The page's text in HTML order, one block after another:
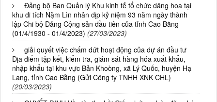
Đảng bộ Ban Quản lý Khu kinh tế tổ chức dâng hoa tại
khu di tích Nặm Lìn nhân dịp kỷ niệm 93 năm ngày thành
lập Chi bộ Đảng Cộng sản đầu tiên của tỉnh Cao Bằng
(01/4/1930 - 01/4/2023) (27/03/2023)
giải quyết việc chấm dứt hoạt động của dự án đầu tư
Địa điểm tập kết, kiểm tra, giám sát hàng hóa xuất khẩu,
nhập khẩu tại khu vực Bản Khoòng, xã Lý Quốc, huyện Hạ
Lang, tỉnh Cao Bằng (Gửi Công ty TNHH XNK CHL)
(20/03/2023)